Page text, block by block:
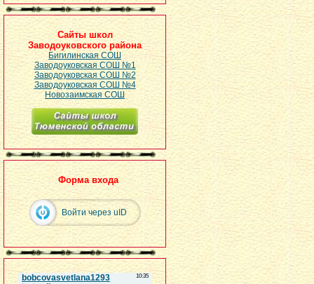
Сайты школ
Заводоуковского района
Бигилинская СОШ
Заводоуковская СОШ №1
Заводоуковская СОШ №2
Заводоуковская СОШ №4
Новозаимская СОШ
Форма входа
Войти через uID